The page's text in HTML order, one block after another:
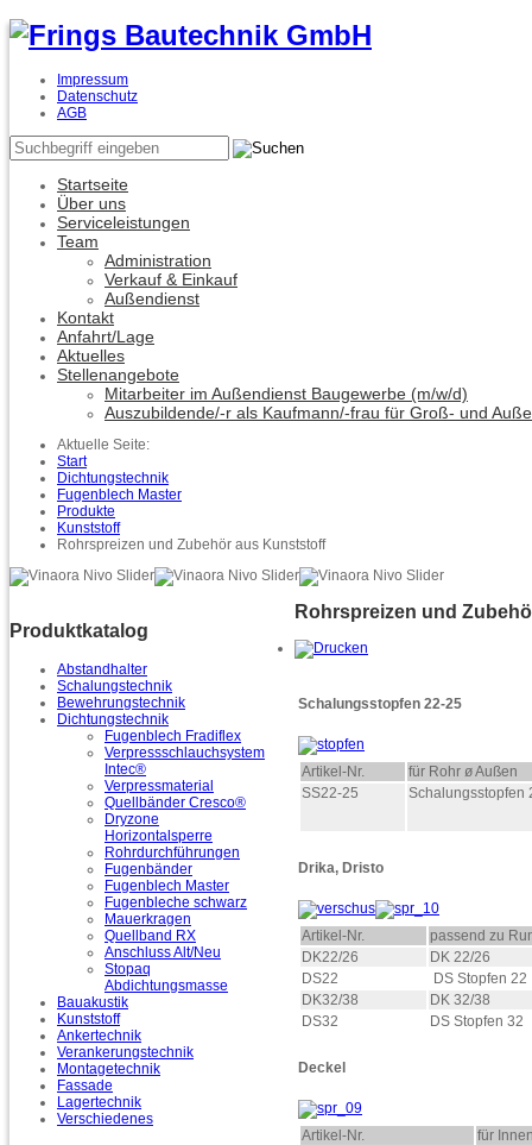
Impressum
Datenschutz
AGB
Startseite
Über uns
Serviceleistungen
Team
Administration
Verkauf & Einkauf
Außendienst
Kontakt
Anfahrt/Lage
Aktuelles
Stellenangebote
Mitarbeiter im Außendienst Baugewerbe (m/w/d)
Auszubildende/-r als Kaufmann/-frau für Groß- und
Aktuelle Seite:
Start
Dichtungstechnik
Fugenblech Master
Produkte
Kunststoff
Rohrspreizen und Zubehör aus Kunststoff
Produktkatalog
Abstandhalter
Schalungstechnik
Bewehrungstechnik
Dichtungstechnik
Fugenblech Fradiflex
Verpressschlauchsystem
Intec®
Verpressmaterial
Quellbänder Cresco®
Dryzone
Horizontalsperre
Rohrdurchführungen
Fugenbänder
Fugenblech Master
Fugenbleche schwarz
Mauerkragen
Quellband RX
Anschluss Alt/Neu
Stopaq
Abdichtungsmasse
Bauakustik
Kunststoff
Ankertechnik
Verankerungstechnik
Montagetechnik
Fassade
Lagertechnik
Verschiedenes
Rohrspreizen und
Schalungsstopfen 22-25
Artikel-Nr.
für Rohr ø Außen
SS22-25
Schalungsstopfen
Drika, Dristo
Artikel-Nr.
passend zu
DK22/26
DK 22/26
DS22
DS Stopfen 22
DK32/38
DK 32/38
DS32
DS Stopfen 32
Deckel
Artikel-Nr.
für